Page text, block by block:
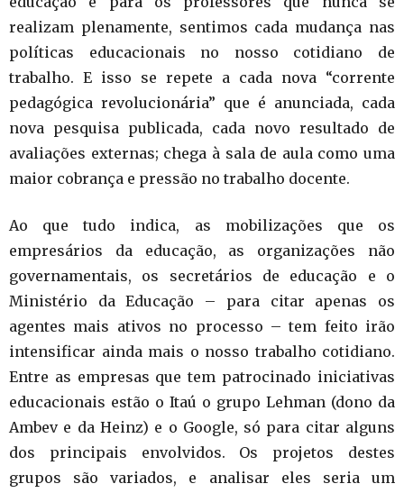
realizam plenamente, sentimos cada mudança nas
políticas educacionais no nosso cotidiano de
trabalho. E isso se repete a cada nova “corrente
pedagógica revolucionária” que é anunciada, cada
nova pesquisa publicada, cada novo resultado de
avaliações externas; chega à sala de aula como uma
maior cobrança e pressão no trabalho docente.
Ao que tudo indica, as mobilizações que os
empresários da educação, as organizações não
governamentais, os secretários de educação e o
Ministério da Educação – para citar apenas os
agentes mais ativos no processo – tem feito irão
intensificar ainda mais o nosso trabalho cotidiano.
Entre as empresas que tem patrocinado iniciativas
educacionais estão o Itaú o grupo Lehman (dono da
Ambev e da Heinz) e o Google, só para citar alguns
dos principais envolvidos. Os projetos destes
grupos são variados, e analisar eles seria um